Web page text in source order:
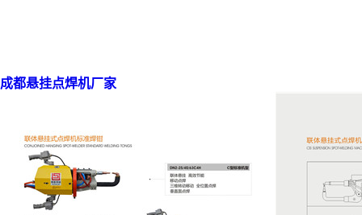
成都悬挂点焊机厂家